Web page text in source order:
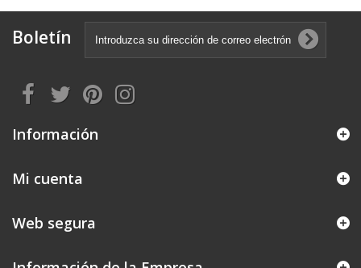
Boletín
Información
Mi cuenta
Web segura